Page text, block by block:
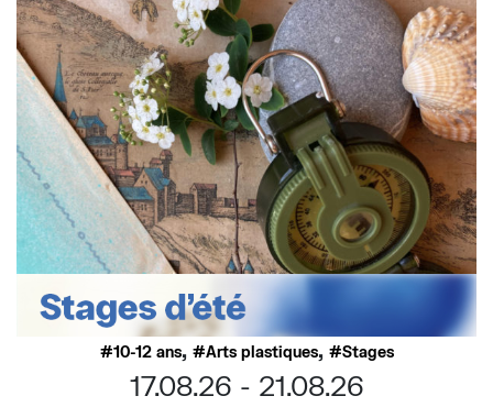
10-12 ans, Arts plastiques, Stages
17.08.26
21.08.26